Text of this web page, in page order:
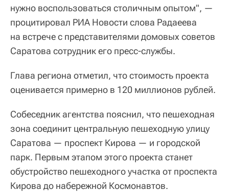
нужно воспользоваться столичным опытом", —
процитировал РИА Новости слова Радаеева
на встрече с представителями домовых советов
Саратова сотрудник его пресс-службы.
Глава региона отметил, что стоимость проекта
оценивается примерно в 120 миллионов рублей.
Собеседник агентства пояснил, что пешеходная
зона соединит центральную пешеходную улицу
Саратова — проспект Кирова — и городской
парк. Первым этапом этого проекта станет
обустройство пешеходного участка от проспекта
Кирова до набережной Космонавтов.